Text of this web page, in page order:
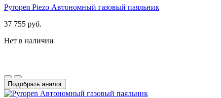
Pyropen Piezo Автономный газовый паяльник
37 755 руб.
Нет в наличии
Подобрать аналог